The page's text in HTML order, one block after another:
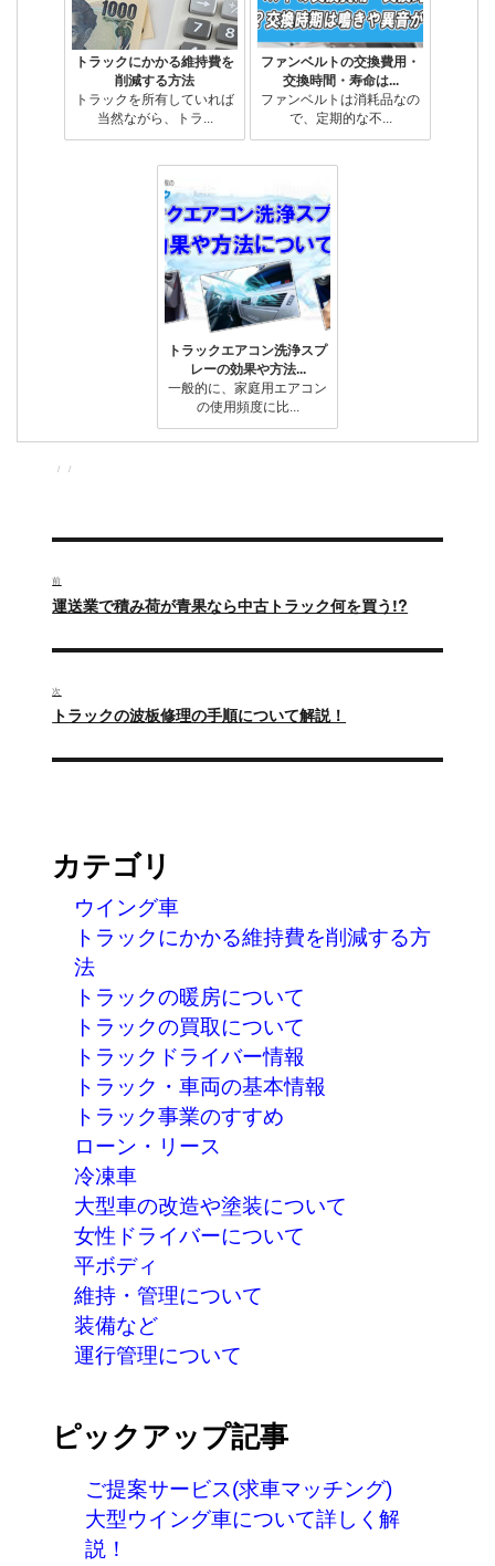
トラックにかかる維持費を
削減する方法
トラックを所有していれば
当然ながら、トラ...
ファンベルトの交換費用・
交換時間・寿命は...
ファンベルトは消耗品なの
で、定期的な不...
トラックエアコン洗浄スプ
レーの効果や方法...
一般的に、家庭用エアコン
の使用頻度に比...
投
投
稿
ビ
ゲ
シ
ン
前
過
の
稿:
運送業で積み荷が青果なら中古トラック何を買う!?
次
次
投
トラックの波板修理の手順について解説！
カテゴリ
ウイング車
トラックにかかる維持費を削減する方
法
トラックの暖房について
トラックの買取について
トラックドライバー情報
トラック・車両の基本情報
トラック事業のすすめ
ローン・リース
冷凍車
大型車の改造や塗装について
女性ドライバーについて
平ボディ
維持・管理について
装備など
運行管理について
ピックアップ記事
ご提案サービス(求車マッチング)
大型ウイング車について詳しく解
説！